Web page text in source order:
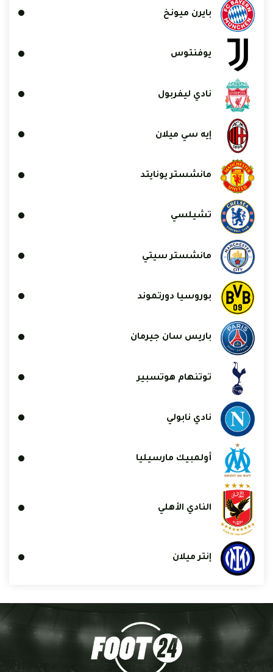
بايرن ميونخ
يوفنتوس
نادي ليفربول
إيه سي ميلان
مانشستر يونايتد
تشيلسي
مانشستر سيتي
بوروسيا دورتموند
باريس سان جيرمان
توتنهام هوتسبير
نادي نابولي
أولمبيك مارسيليا
النادي الأهلي
إنتر ميلان